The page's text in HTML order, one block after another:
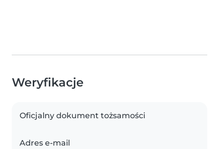
Weryfikacje
Oficjalny dokument tożsamości
Adres e-mail